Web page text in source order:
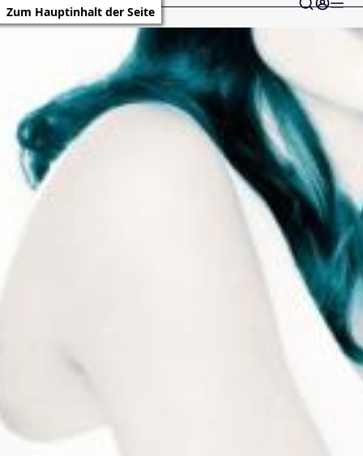
Zum Hauptinhalt der Seite